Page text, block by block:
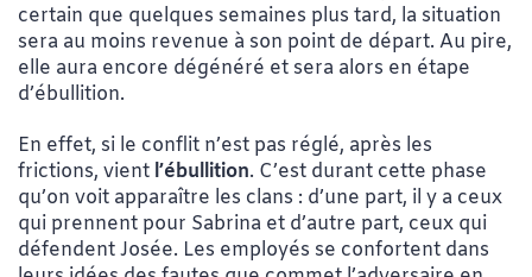
certain que quelques semaines plus tard, la situation
sera au moins revenue à son point de départ. Au pire,
elle aura encore dégénéré et sera alors en étape
d’ébullition.
En effet, si le conflit n’est pas réglé, après les
frictions, vient l’ébullition. C’est durant cette phase
qu’on voit apparaître les clans : d’une part, il y a ceux
qui prennent pour Sabrina et d’autre part, ceux qui
défendent Josée. Les employés se confortent dans